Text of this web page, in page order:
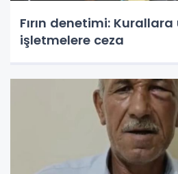
Fırın denetimi:
işletmelere ceza